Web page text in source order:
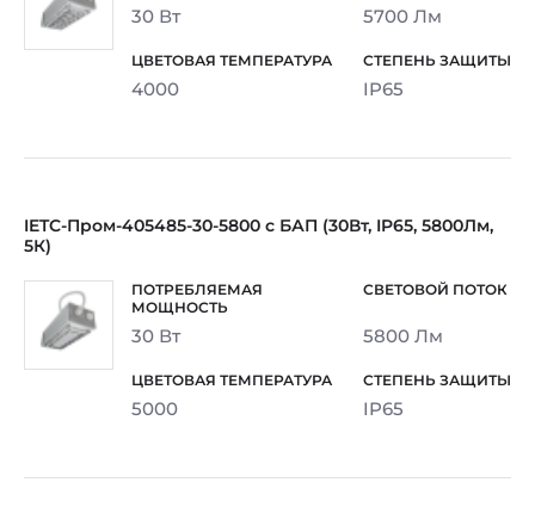
30 Вт 5700 Лм
4000 IP65
IETC-Пром-405485-30-5800 с БАП (30Вт, IP65, 5800Лм,
5К)
30 Вт 5800 Лм
5000 IP65